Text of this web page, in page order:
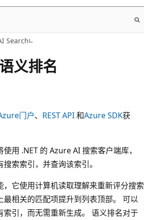
Search
义排名
门户、 REST API和Azure SDK获
用 .NET 的 Azure AI 搜索客户端库，
索索引，并查询该索引。
，它使用计算机读取理解来重新评分搜索
最相关的匹配项提升到列表顶部。 可以
索引，而无需重新生成。 语义排名对于